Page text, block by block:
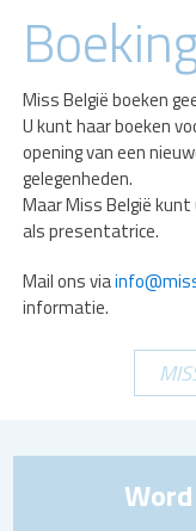
Miss België boeken
U kunt haar boeken
opening van een
gelegenheden.
Maar Miss België
als presentatrice.
Mail ons via
informatie.